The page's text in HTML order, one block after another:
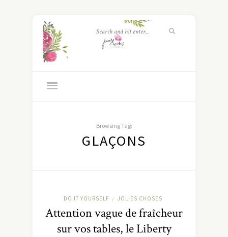
Browsing Tag:
GLAÇONS
DO IT YOURSELF / JOLIES CHOSES
Attention vague de fraîcheur
sur vos tables, le Liberty